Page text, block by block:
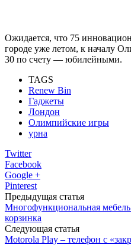
Ожидается, что 75
городе уже летом, к началу
30 по счету — юбилейными.
TAGS
Renew Bin
Гаджеты
Лондон
Олимпийские игры
урна
Twitter
Facebook
Google +
Pinterest
Предыдущая статья
Многофункциональная
корзинка
Следующая статья
Motorola Play – телефон с